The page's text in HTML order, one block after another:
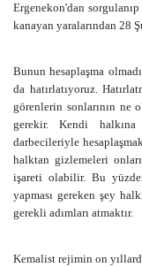
Ergenekon'dan
kanayan yaralarından 28
Bunun hesaplaşma
da hatırlatıyoruz.
görenlerin sonlarının ne
gerekir. Kendi
darbecileriyle
halktan gizlemeleri
işareti olabilir. Bu
yapması gereken şey
gerekli adımları atmaktır.
Kemalist rejimin on